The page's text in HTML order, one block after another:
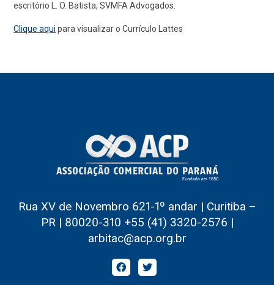
escritório L. O. Batista, SVMFA Advogados.
Clique aqui para visualizar o Currículo Lattes
Rua XV de Novembro 621-1º andar | Curitiba –
PR | 80020-310 +55 (41) 3320-2576 |
arbitac@acp.org.br